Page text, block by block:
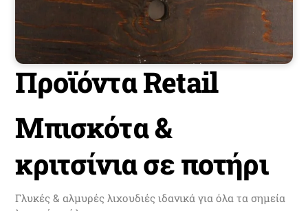
Προϊόντα Retail
Μπισκότα &
κριτσίνια σε ποτήρι
Γλυκές & αλμυρές λιχουδιές ιδανικά για όλα τα σημεία